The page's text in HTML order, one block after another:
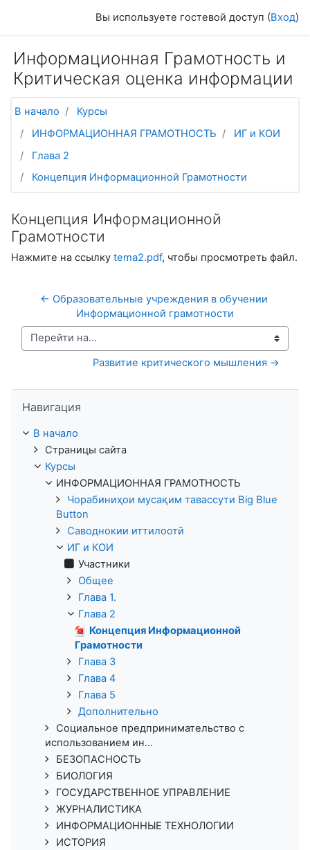
Вы используете гостевой доступ (Вход)
Информационная Грамотность и
Критическая оценка информации
В начало
Курсы
ИНФОРМАЦИОННАЯ ГРАМОТНОСТЬ
ИГ и КОИ
Глава 2
Концепция Информационной Грамотности
Концепция Информационной
Грамотности
Нажмите на ссылку tema2.pdf, чтобы просмотреть файл.
← Образовательные учреждения в обучении
Информационной грамотности
Перейти на...
Развитие критического мышления →
Навигация
В начало
Страницы сайта
Курсы
ИНФОРМАЦИОННАЯ ГРАМОТНОСТЬ
Чорабиниҳои мусақим тавассути Big Blue
Button
Саводнокии иттилоотӣ
ИГ и КОИ
Участники
Общее
Глава 1.
Глава 2
Концепция Информационной
Грамотности
Глава 3
Глава 4
Глава 5
Дополнительно
Социальное предпринимательство с
использованием ин...
БЕЗОПАСНОСТЬ
БИОЛОГИЯ
ГОСУДАРСТВЕННОЕ УПРАВЛЕНИЕ
ЖУРНАЛИСТИКА
ИНФОРМАЦИОННЫЕ ТЕХНОЛОГИИ
ИСТОРИЯ